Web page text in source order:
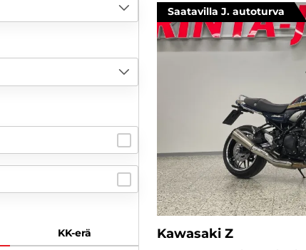
KK-erä
Saatavilla J. autoturva
Kawasaki Z